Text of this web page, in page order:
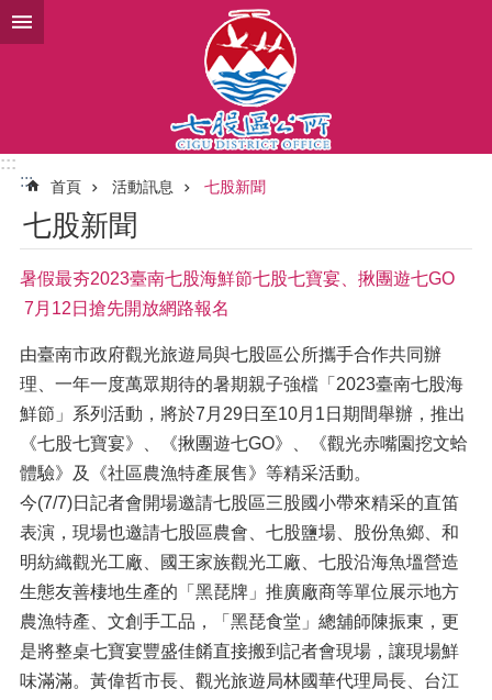
跳到主要內容區塊
:::
:::
首頁 活動訊息 七股新聞
七股新聞
暑假最夯2023臺南七股海鮮節七股七寶宴、揪團遊七GO
7月12日搶先開放網路報名
由臺南市政府觀光旅遊局與七股區公所攜手合作共同辦
理、一年一度萬眾期待的暑期親子強檔「2023臺南七股海
鮮節」系列活動，將於7月29日至10月1日期間舉辦，推出
《七股七寶宴》、《揪團遊七GO》、《觀光赤嘴園挖文蛤
體驗》及《社區農漁特產展售》等精采活動。
今(7/7)日記者會開場邀請七股區三股國小帶來精采的直笛
表演，現場也邀請七股區農會、七股鹽場、股份魚鄉、和
明紡織觀光工廠、國王家族觀光工廠、七股沿海魚塭營造
生態友善棲地生產的「黑琵牌」推廣廠商等單位展示地方
農漁特產、文創手工品，「黑琵食堂」總舖師陳振東，更
是將整桌七寶宴豐盛佳餚直接搬到記者會現場，讓現場鮮
味滿滿。黃偉哲市長、觀光旅遊局林國華代理局長、台江